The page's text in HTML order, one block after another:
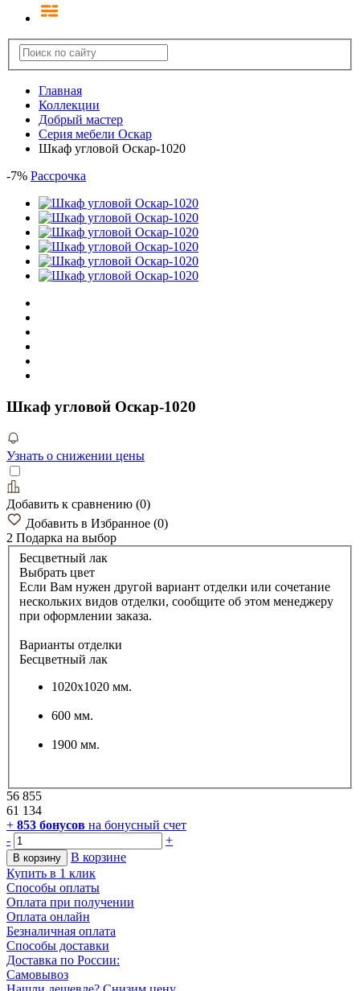
Главная
Коллекции
Добрый мастер
Серия мебели Оскар
Шкаф угловой Оскар-1020
-7% Рассрочка
Шкаф угловой Оскар-1020
Узнать о снижении цены
Добавить к сравнению (0)
Добавить в Избранное (0)
2 Подарка на выбор
Бесцветный лак
Выбрать цвет
Если Вам нужен другой вариант отделки или сочетание
нескольких видов отделки, сообщите об этом менеджеру
при оформлении заказа.
Варианты отделки
Бесцветный лак
1020х1020 мм.
600 мм.
1900 мм.
56 855
61 134
+ 853 бонусов на бонусный счет
-
+
В корзину
В корзине
Купить в 1 клик
Способы оплаты
Оплата при получении
Оплата онлайн
Безналичная оплата
Способы доставки
Доставка по России:
Самовывоз